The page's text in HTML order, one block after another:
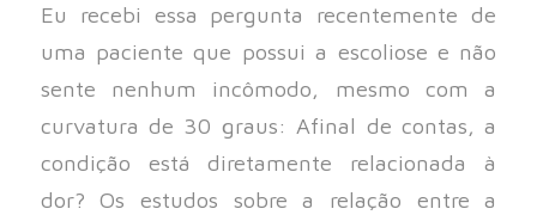
Eu recebi essa pergunta recentemente de
uma paciente que possui a escoliose e não
sente nenhum incômodo, mesmo com a
curvatura de 30 graus: Afinal de contas, a
condição está diretamente relacionada à
dor? Os estudos sobre a relação entre a